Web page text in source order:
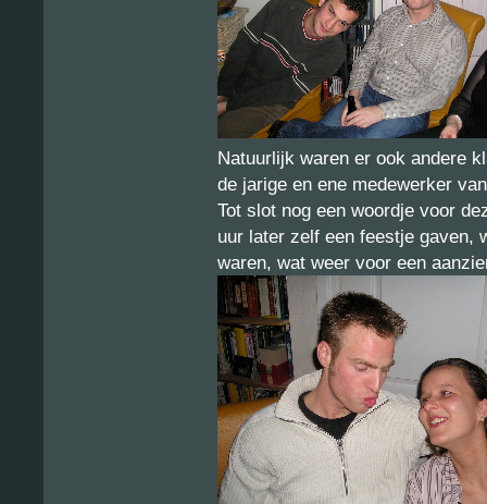
Natuurlijk waren er ook andere
de jarige en ene medewerker
Tot slot nog een woordje voor
uur later zelf een feestje gaven,
waren, wat weer voor een